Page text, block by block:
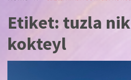
Etiket: tuzla
kokteyl